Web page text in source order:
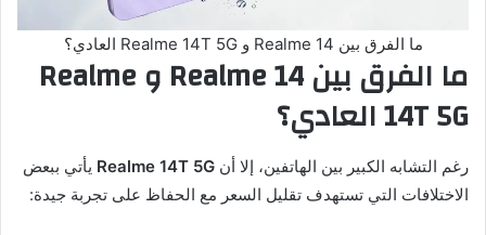
ما الفرق بين Realme 14 و Realme 14T 5G العادي؟
ما الفرق بين Realme 14 و Realme
14T 5G العادي؟
رغم التشابه الكبير بين الهاتفين، إلا أن Realme 14T 5G يأتي ببعض
الاختلافات التي تستهدف تقليل السعر مع الحفاظ على تجربة جيدة: